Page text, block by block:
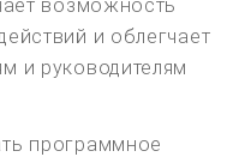
возможность
и облегчает
и руководителям
программное